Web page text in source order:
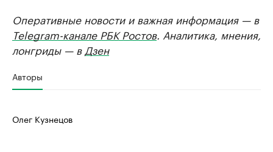
Оперативные новости и важная информация — в
Telegram-канале РБК Ростов. Аналитика, мнения,
лонгриды — в Дзен
Авторы
Олег Кузнецов